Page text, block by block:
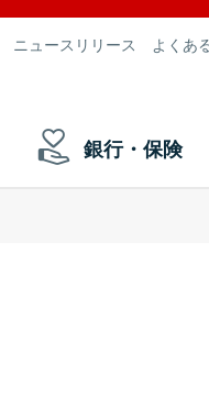
ニュースリリース よくあ
銀行・保険